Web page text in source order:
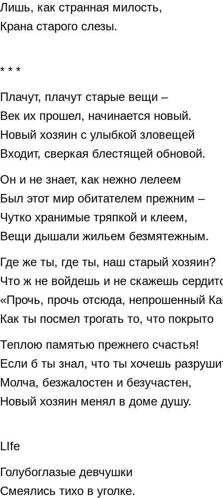
Лишь, как странная милость,
Крана старого слезы.
* * *
Плачут, плачут старые вещи –
Век их прошел, начинается новый.
Новый хозяин с улыбкой зловещей
Входит, сверкая блестящей обновой.
Он и не знает, как нежно лелеем
Был этот мир обитателем прежним –
Чутко хранимые тряпкой и клеем,
Вещи дышали жильем безмятежным.
Где же ты, где ты, наш старый хозяин?
Что ж не войдешь и не скажешь
«Прочь, прочь отсюда, непрошенный
Как ты посмел трогать то, что покрыто
Теплою памятью прежнего счастья!
Если б ты знал, что ты хочешь
Молча, безжалостен и безучастен,
Новый хозяин менял в доме душу.
LIfe
Голубоглазые девчушки
Смеялись тихо в уголке.